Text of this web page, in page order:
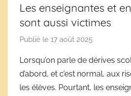
Les enseignantes et
sont aussi victimes
Publié le 17 août 2025
r
D
é
Lorsqu’on parle de dérives
d’abord, et c’est normal, aux
les élèves. Pourtant, les